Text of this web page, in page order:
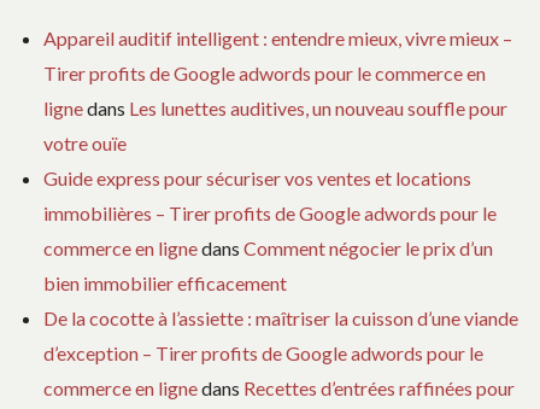
Appareil auditif intelligent : entendre mieux, vivre mieux –
Tirer profits de Google adwords pour le commerce en
lignedans Les lunettes auditives, un nouveau souffle pour
votre ouïe
Guide express pour sécuriser vos ventes et locations
immobilières – Tirer profits de Google adwords pour le
commerce en lignedans Comment négocier le prix d’un
bien immobilier efficacement
De la cocotte à l’assiette : maîtriser la cuisson d’une viande
d’exception – Tirer profits de Google adwords pour le
commerce en lignedans Recettes d’entrées raffinées pour